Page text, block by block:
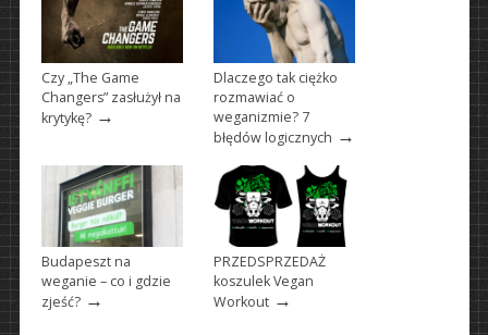
Czy „The Game
Changers” zasłużył na
krytykę?→
Dlaczego tak ciężko
rozmawiać o
weganizmie? 7
błędów logicznych →
Budapeszt na
weganie – co i gdzie
zjeść?→
PRZEDSPRZEDAŻ
koszulek Vegan
Workout→